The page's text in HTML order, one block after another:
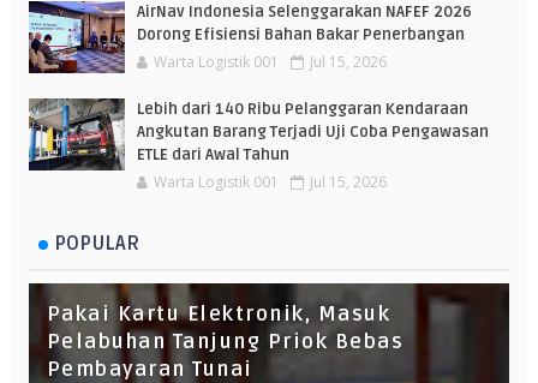
AirNav Indonesia Selenggarakan NAFEF 2026
Dorong Efisiensi Bahan Bakar Penerbangan
Warta Logistik 001 Jul 15, 2026
Lebih dari 140 Ribu Pelanggaran Kendaraan
Angkutan Barang Terjadi Uji Coba Pengawasan
ETLE dari Awal Tahun
Warta Logistik 001 Jul 15, 2026
POPULAR
Pakai Kartu Elektronik, Masuk
Pelabuhan Tanjung Priok Bebas
Pembayaran Tunai